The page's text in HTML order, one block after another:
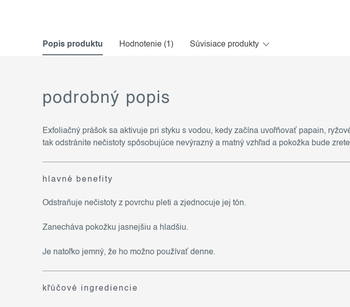
Popis produktu Hodnotenie (1) Súvisiace produkty
podrobný popis
Exfoliačný prášok sa aktivuje pri styku s vodou, kedy začína uvoľňovať papain,
tak odstránite nečistoty spôsobujúce nevýrazný a matný vzhľad a pokožka bude
hlavné benefity
Odstraňuje nečistoty z povrchu pleti a zjednocuje jej tón.
Zanecháva pokožku jasnejšiu a hladšiu.
Je natoľko jemný, že ho možno používať denne.
kľúčové ingrediencie